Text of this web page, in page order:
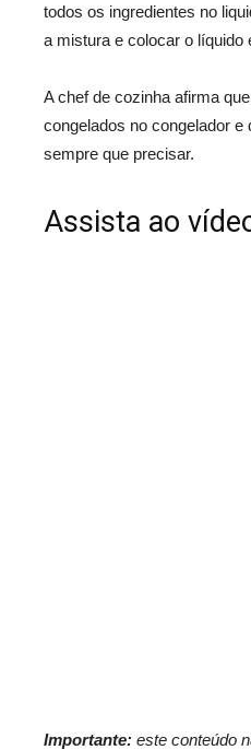
todos os ingredientes no
a mistura e colocar o líquido
A chef de cozinha afirma
congelados no congelador e
sempre que precisar.
Assista ao
Importante: este conteúdo